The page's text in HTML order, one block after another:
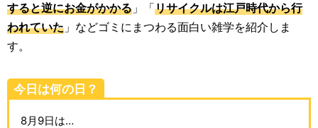
すると逆にお金がかかる 」「リサイクルは江戸時代から行
われていた 」などゴミにまつわる面白い雑学を紹介しま
す。
今日は何の日？
8月9日は…
スポーツ雑学
動物雑学